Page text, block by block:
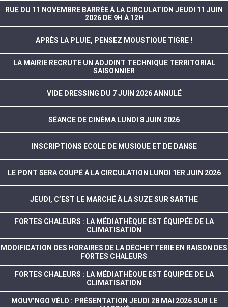
RUE DU 11 NOVEMBRE BARRÉE À LA CIRCULATION JEUDI 11 JUIN
2026 DE 9H À 12H
APRÈS LA PLUIE, PENSEZ MOUSTIQUE TIGRE !
LA MAIRIE RECRUTE UN ADJOINT TECHNIQUE TERRITORIAL
SAISONNIER
VIDE DRESSING DU 7 JUIN 2026 ANNULÉ
SÉANCE DE CINÉMA LUNDI 8 JUIN 2026
INSCRIPTIONS ECOLE DE MUSIQUE ET DE DANSE
LE PONT SERA COUPÉ À LA CIRCULATION LUNDI 1ER JUIN 2026
JEUDI, C’EST LE MARCHÉ À LA SUZE SUR SARTHE
FORTES CHALEURS : LA MÉDIATHÈQUE EST ÉQUIPÉE DE LA
CLIMATISATION
MODIFICATION DES HORAIRES DE LA DÉCHETTERIE EN RAISON DES
FORTES CHALEURS
FORTES CHALEURS : LA MÉDIATHÈQUE EST ÉQUIPÉE DE LA
CLIMATISATION
MOUV’NGO VÉLO : PRÉSENTATION JEUDI 28 MAI 2026 SUR LE